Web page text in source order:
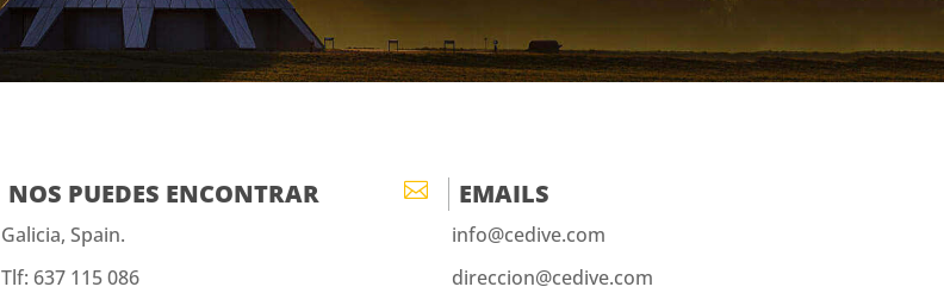
NOS PUEDES ENCONTRAR
Galicia, Spain.
Tlf: 637 115 086
 EMAILS
info@cedive.com
direccion@cedive.com